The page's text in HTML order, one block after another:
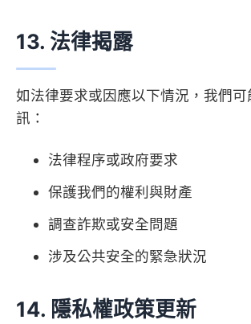
13. 法律揭露
如法律要求或因應以下情況，我們
訊：
法律程序或政府要求
保護我們的權利與財產
調查詐欺或安全問題
涉及公共安全的緊急狀況
14. 隱私權政策更新